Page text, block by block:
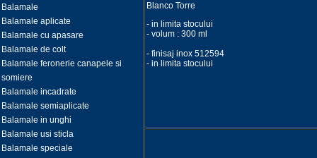
Balamale
Balamale aplicate
Balamale cu apasare
Balamale de colt
Balamale feronerie canapele si
somiere
Balamale incadrate
Balamale semiaplicate
Balamale in unghi
Balamale usi sticla
Balamale speciale
Blanco Torre
- in limita stocului
- volum : 300 ml
- finisaj inox 512594
- in limita stocului